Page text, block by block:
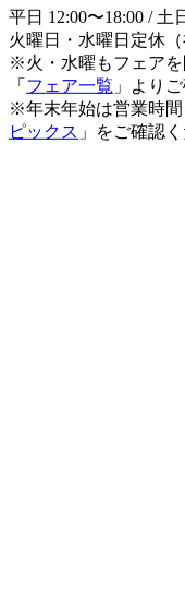
平日 12:00〜18:00 / 土
火曜日・水曜日定休（
※火・水曜もフェア
「 フェア一覧 」より
※年末年始は営業時間
ピックス 」をご確認